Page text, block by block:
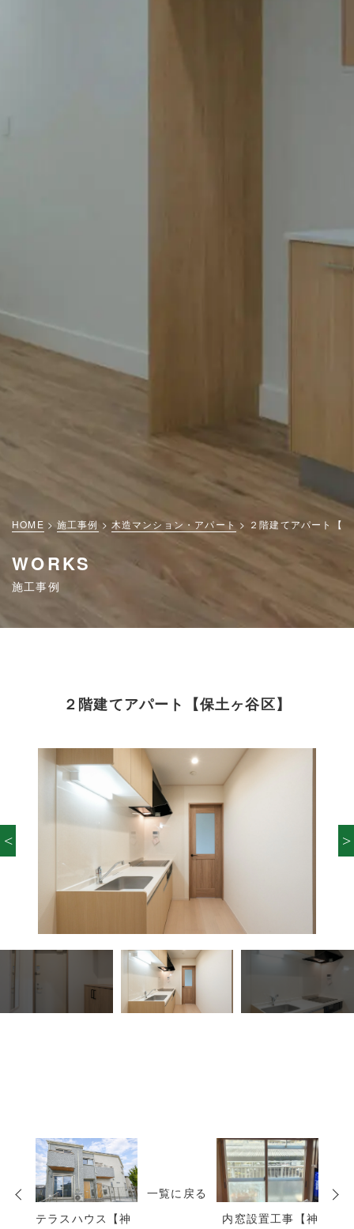
HOME 施工事例 木造マンション・アパート ２階建てアパート【
WORKS
施工事例
２階建てアパート【保土ヶ谷区】
テラスハウス【神
一覧に戻る
次
の
投
稿
内窓設置工事【神